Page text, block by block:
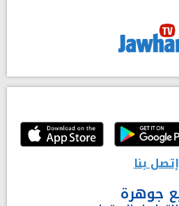
إتصل بنا
جوهرة